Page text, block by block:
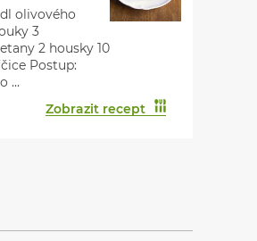
olivového
3
2 housky 10
Postup:
...
Zobrazit recept